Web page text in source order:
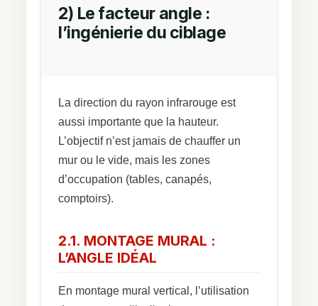
2) Le facteur angle :
l’ingénierie du ciblage
La direction du rayon infrarouge est
aussi importante que la hauteur.
L’objectif n’est jamais de chauffer un
mur ou le vide, mais les zones
d’occupation (tables, canapés,
comptoirs).
2.1. MONTAGE MURAL :
L’ANGLE IDÉAL
En montage mural vertical, l’utilisation